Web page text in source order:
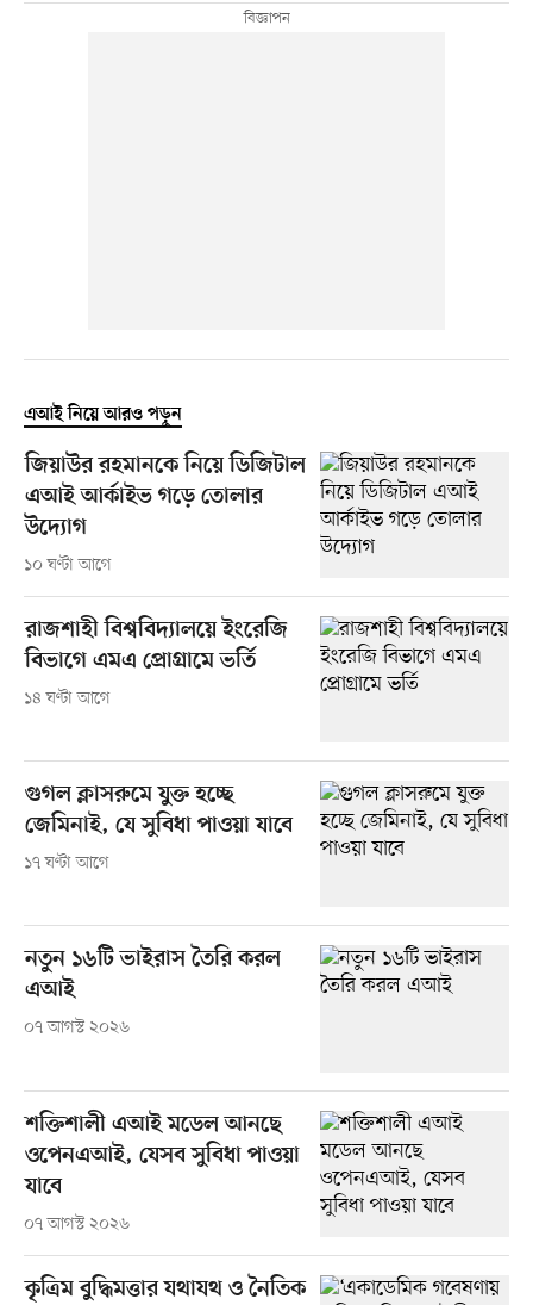
এআই নিয়ে আরও পড়ুন
জিয়াউর রহমানকে নিয়ে ডিজিটাল
এআই আর্কাইভ গড়ে তোলার
উদ্যোগ
১০ ঘণ্টা আগে
রাজশাহী বিশ্ববিদ্যালয়ে ইংরেজি
বিভাগে এমএ প্রোগ্রামে ভর্তি
১৪ ঘণ্টা আগে
গুগল ক্লাসরুমে যুক্ত হচ্ছে
জেমিনাই, যে সুবিধা পাওয়া যাবে
১৭ ঘণ্টা আগে
নতুন ১৬টি ভাইরাস তৈরি করল
এআই
০৭ আগস্ট ২০২৬
শক্তিশালী এআই মডেল আনছে
ওপেনএআই, যেসব সুবিধা পাওয়া
যাবে
০৭ আগস্ট ২০২৬
কৃত্রিম বুদ্ধিমত্তার যথাযথ ও নৈতিক